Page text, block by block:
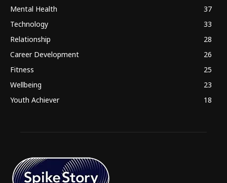
Mental Health
37
Technology
33
Relationship
28
Career Development
26
Fitness
25
Wellbeing
23
Youth Achiever
18